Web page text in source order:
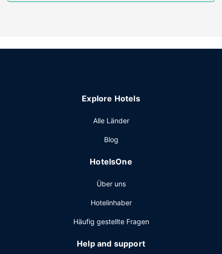
Souvenirladen/Kiosk und ein Hochzeitsservice stehen
deinen Tag bei einem Drink an der Bar/Lounge ausklingen.
von 06:00 Uhr bis 09:00 Uhr und am Wochenende von
Zum Angebot gehören ein kostenloser Internetzugang per
du eine Veranstaltung in North Canton planst, ist dieses
Hotel eine gute Wahl, denn zu den 6000 Quadratfuß (557
Quadratmeter) großen Veranstaltungsräumlichkeiten
zählen ein Konferenzzentrum und 5 Tagungsräume. Der
Flughafentransfer (nach Fahrplan) ist kostenlos.
Explore Hotels
Alle Länder
Blog
HotelsOne
Über uns
Hotelinhaber
Häufig gestellte Fragen
Help and support